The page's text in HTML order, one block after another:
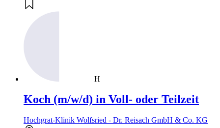
H
Koch (m/w/d) in Voll- oder Teilzeit
Hochgrat-Klinik Wolfsried - Dr. Reisach GmbH & Co. KG